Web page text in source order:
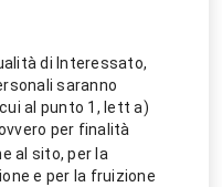
di Interessato,
saranno
al punto 1, lett a)
per finalità
al sito, per la
e per la fruizione